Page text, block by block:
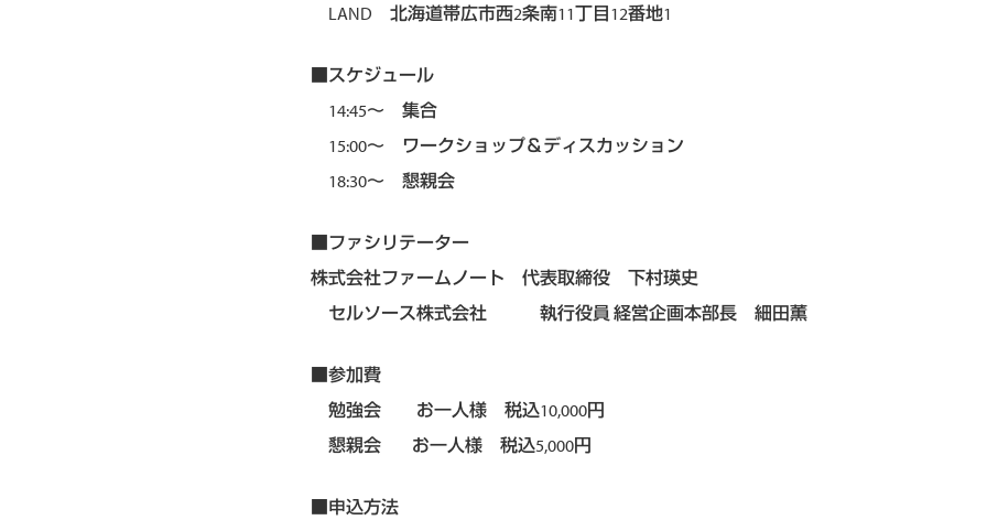
LAND 北海道帯広市西2条南11丁目12番地1
■スケジュール
14:45～ 集合
15:00～ ワークショップ＆ディスカッション
18:30～ 懇親会
■ファシリテーター
株式会社ファームノート 代表取締役 下村瑛史
セルソース株式会社 執行役員 経営企画本部長 細田薫
■参加費
勉強会 お一人様 税込10,000円
懇親会 お一人様 税込5,000円
■申込方法